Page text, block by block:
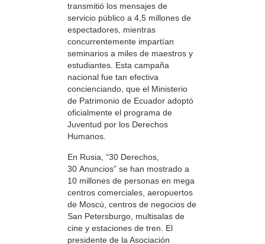
transmitió los mensajes de
servicio público a 4,5 millones de
espectadores, mientras
concurrentemente impartían
seminarios a miles de maestros y
estudiantes. Esta campaña
nacional fue tan efectiva
concienciando, que el Ministerio
de Patrimonio de Ecuador adoptó
oficialmente el programa de
Juventud por los Derechos
Humanos.
En Rusia, “30 Derechos,
30 Anuncios” se han mostrado a
10 millones de personas en mega
centros comerciales, aeropuertos
de Moscú, centros de negocios de
San Petersburgo, multisalas de
cine y estaciones de tren. El
presidente de la Asociación